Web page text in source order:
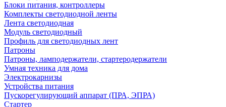
Блоки питания, контроллеры
Комплекты светодиодной ленты
Лента светодиодная
Модуль светодиодный
Профиль для светодиодных лент
Патроны
Патроны, ламподержатели, стартеродержатели
Умная техника для дома
Электрокарнизы
Устройства питания
Пускорегулирующий аппарат (ПРА, ЭПРА)
Стартер